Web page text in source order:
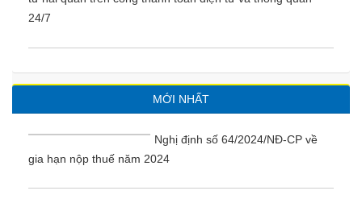
24/7
MỚI NHẤT
Nghị định số 64/2024/NĐ-CP về
gia hạn nộp thuế năm 2024